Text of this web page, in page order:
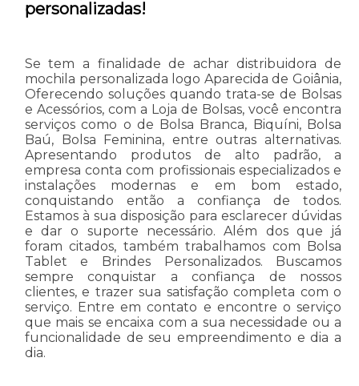
personalizadas!
Se tem a finalidade de achar distribuidora de
mochila personalizada logo Aparecida de Goiânia,
Oferecendo soluções quando trata-se de Bolsas
e Acessórios, com a Loja de Bolsas, você encontra
serviços como o de Bolsa Branca, Biquíni, Bolsa
Baú, Bolsa Feminina, entre outras alternativas.
Apresentando produtos de alto padrão, a
empresa conta com profissionais especializados e
instalações modernas e em bom estado,
conquistando então a confiança de todos.
Estamos à sua disposição para esclarecer dúvidas
e dar o suporte necessário. Além dos que já
foram citados, também trabalhamos com Bolsa
Tablet e Brindes Personalizados. Buscamos
sempre conquistar a confiança de nossos
clientes, e trazer sua satisfação completa com o
serviço. Entre em contato e encontre o serviço
que mais se encaixa com a sua necessidade ou a
funcionalidade de seu empreendimento e dia a
dia.